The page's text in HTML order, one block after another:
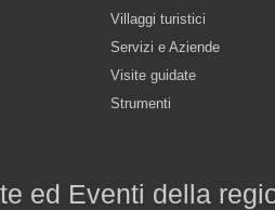
Villaggi turistici
Servizi e Aziende
Visite guidate
Strumenti
ed Eventi della